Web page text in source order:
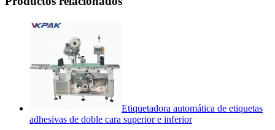
Etiquetadora automática de etiquetas
adhesivas de doble cara superior e inferior